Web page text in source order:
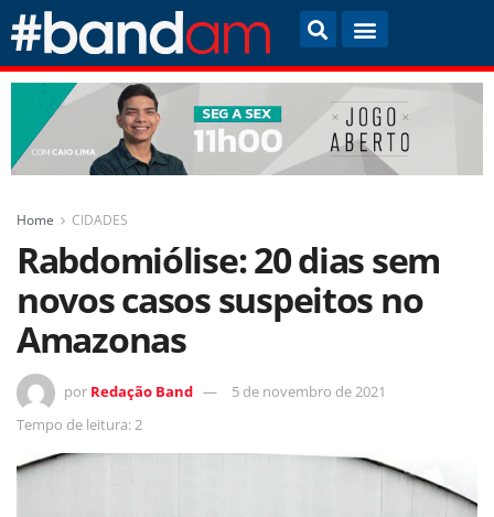
Home CIDADES
Rabdomiólise: 20 dias sem
novos casos suspeitos no
Amazonas
por Redação Band
5 de novembro de 2021
Tempo de leitura: 2